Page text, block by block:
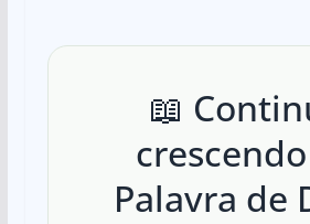
📖
Palavra de